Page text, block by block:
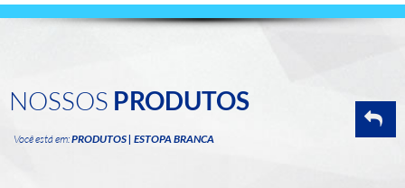
NOSSOS PRODUTOS
Você está em:PRODUTOS | ESTOPA BRANCA